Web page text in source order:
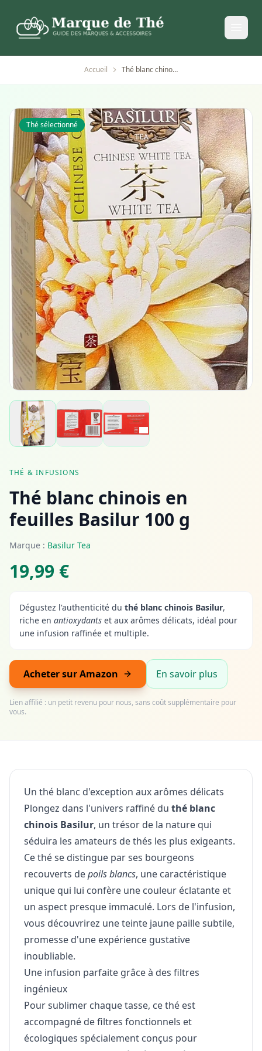
Accueil Thé blanc chinois en feuilles Basilur 100 g
Thé sélectionné
THÉ & INFUSIONS
Thé blanc chinois en
feuilles Basilur 100 g
Marque : Basilur Tea
19,99 €
Dégustez l'authenticité du thé blanc chinois Basilur,
riche en antioxydants et aux arômes délicats, idéal pour
une infusion raffinée et multiple.
Acheter sur Amazon En savoir plus
Lien affilié : un petit revenu pour nous, sans coût supplémentaire pour
vous.
Un thé blanc d'exception aux arômes délicats
Plongez dans l'univers raffiné du thé blanc
chinois Basilur, un trésor de la nature qui
séduira les amateurs de thés les plus exigeants.
Ce thé se distingue par ses bourgeons
recouverts depoils blancs, une caractéristique
unique qui lui confère une couleur éclatante et
un aspect presque immaculé. Lors de l'infusion,
vous découvrirez une teinte jaune paille subtile,
promesse d'une expérience gustative
inoubliable.
Une infusion parfaite grâce à des filtres
ingénieux
Pour sublimer chaque tasse, ce thé est
accompagné de filtres fonctionnels et
écologiques spécialement conçus pour